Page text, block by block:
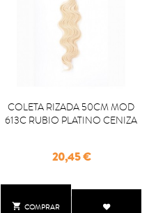
 COMPRAR
COLETA RIZADA 50CM MOD
613C RUBIO PLATINO CENIZA
Precio
20,45 €